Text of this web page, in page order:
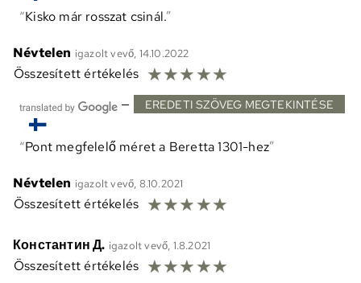
Kisko már rosszat csinál.
Névtelen igazolt vevő, 14.10.2022
Összesített értékelés ☆☆☆☆☆
— EREDETI SZÖVEG MEGTEKINTÉSE
Pont megfelelő méret a Beretta 1301-hez
Névtelen igazolt vevő, 8.10.2021
Összesített értékelés ☆☆☆☆☆
Константин Д. igazolt vevő, 1.8.2021
Összesített értékelés ☆☆☆☆☆